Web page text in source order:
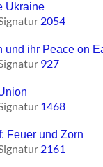
Ukraine
2054
und ihr Peace on
927
1468
Feuer und Zorn
2161